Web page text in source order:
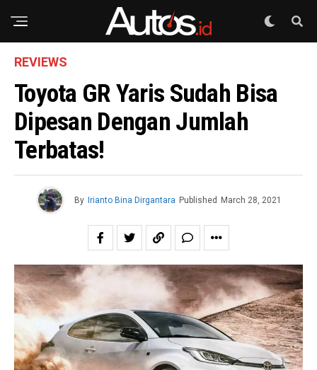
REVIEWS
Toyota GR Yaris Sudah Bisa
Dipesan Dengan Jumlah
Terbatas!
By Irianto Bina Dirgantara Published March 28, 2021